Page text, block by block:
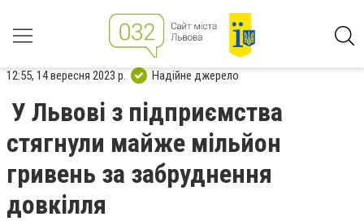
12:55, 14 вересня 2023 р. Надійне джерело
У Львові з підприємства
стягнули майже мільйон
гривень за забруднення
довкілля